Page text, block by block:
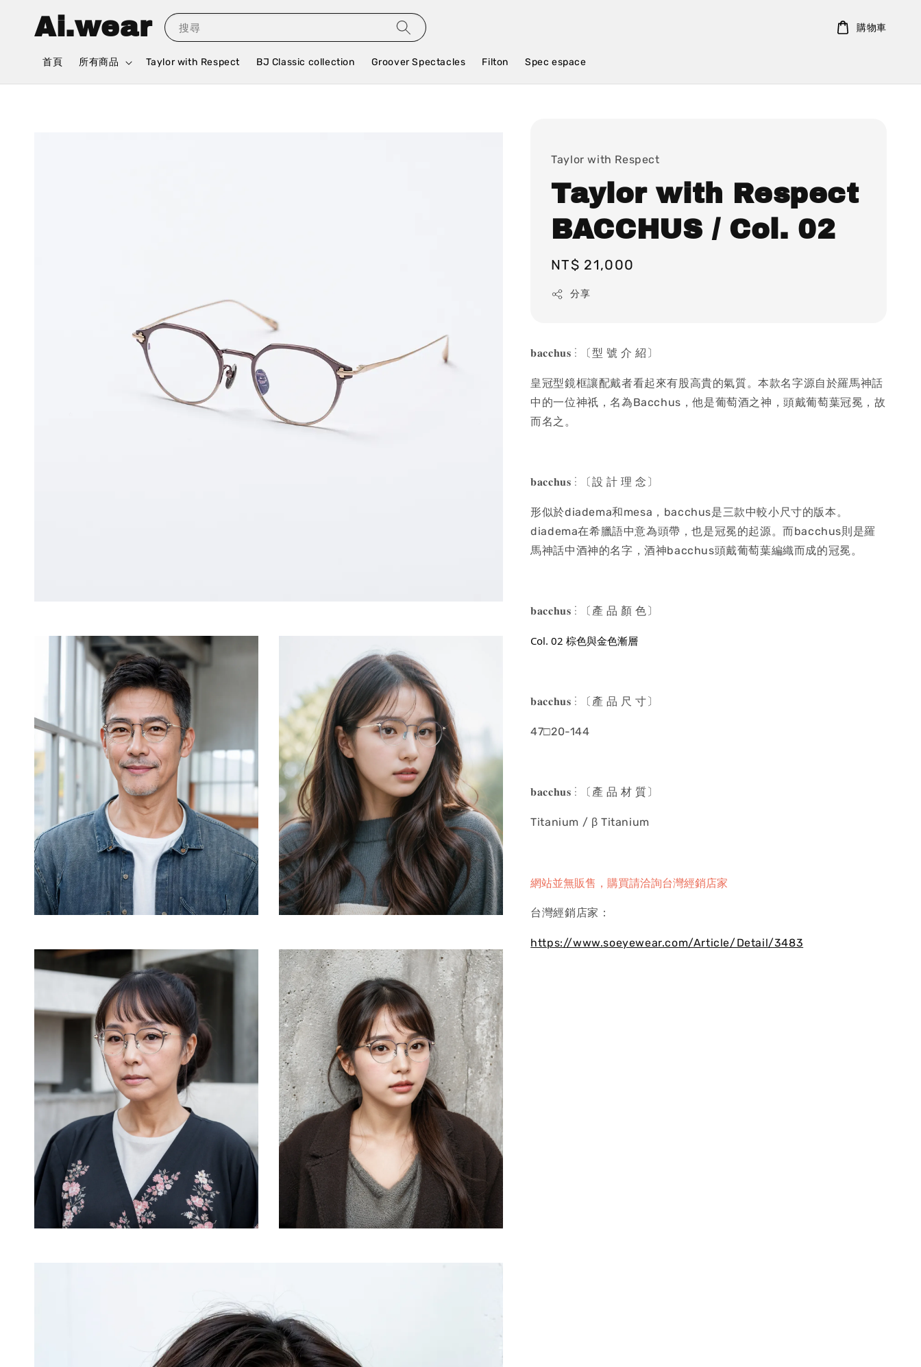
Ai.wear 搜尋
首頁 所有商品 Taylor with Respect BJ Classic collection Groover Spectacles Filton Spec espace
購物車
Taylor with Respect
Taylor with Respect
BACCHUS / Col. 02
Regular
price
NT$ 21,000
分享
𝐛𝐚𝐜𝐜𝐡𝐮𝐬 ⋮ 〔型 號 介 紹〕
皇冠型鏡框讓配戴者看起來有股高貴的氣質。本款名字源自於羅馬神話
中的一位神祇，名為Bacchus，他是葡萄酒之神，頭戴葡萄葉冠冕，故
而名之。
𝐛𝐚𝐜𝐜𝐡𝐮𝐬 ⋮ 〔設 計 理 念〕
形似於diadema和mesa，bacchus是三款中較小尺寸的版本。
diadema在希臘語中意為頭帶，也是冠冕的起源。而bacchus則是羅
馬神話中酒神的名字，酒神bacchus頭戴葡萄葉編織而成的冠冕。
𝐛𝐚𝐜𝐜𝐡𝐮𝐬 ⋮ 〔產 品 顏 色〕
Col. 02 棕色與金色漸層
𝐛𝐚𝐜𝐜𝐡𝐮𝐬 ⋮ 〔產 品 尺 寸〕
47□20-144
𝐛𝐚𝐜𝐜𝐡𝐮𝐬 ⋮ 〔產 品 材 質〕
Titanium / β Titanium
網站並無販售，購買請洽詢台灣經銷店家
台灣經銷店家：
https://www.soeyewear.com/Article/Detail/3483